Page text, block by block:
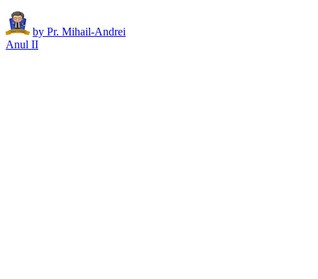
by Pr. Mihail-Andrei
Anul II